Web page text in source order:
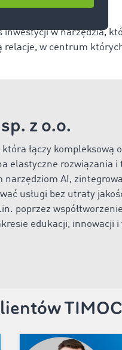
w narzędzia,
relacje, w centrum
z o.o.
łączy kompleksową
elastyczne rozwiązania
AI,
usługi bez utraty
poprzez
edukacji, innowacji